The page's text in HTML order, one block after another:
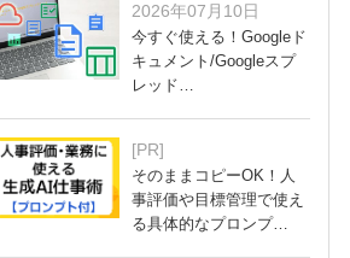
2026年07月10日
今すぐ使える！Googleド
キュメント/Googleスプ
レッド…
[PR]
そのままコピーOK！人
事評価や目標管理で使え
る具体的なプロンプ…